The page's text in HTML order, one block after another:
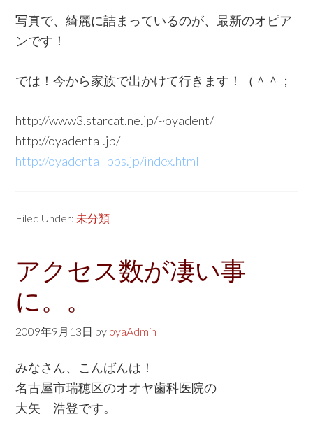
写真で、綺麗に詰まっているのが、最新のオピア
ンです！
では！今から家族で出かけて行きます！（＾＾；
http://www3.starcat.ne.jp/~oyadent/
http://oyadental.jp/
http://oyadental-bps.jp/index.html
Filed Under: 未分類
アクセス数が凄い事
に。。
2009年9月13日 by oyaAdmin
みなさん、こんばんは！
名古屋市瑞穂区のオオヤ歯科医院の
大矢 浩登です。